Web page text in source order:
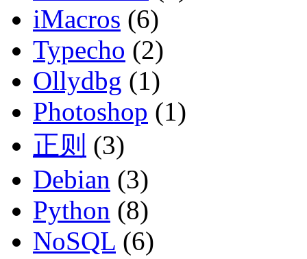
iMacros (6)
Typecho (2)
Ollydbg (1)
Photoshop (1)
正则 (3)
Debian (3)
Python (8)
NoSQL (6)